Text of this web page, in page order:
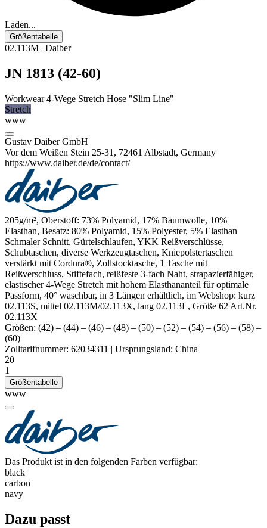
Laden...
Größentabelle
02.113M | Daiber
JN 1813 (42-60)
Workwear 4-Wege Stretch Hose "Slim Line"
Stretch
www
Gustav Daiber GmbH
Vor dem Weißen Stein 25-31, 72461 Albstadt, Germany
https://www.daiber.de/de/contact/
205g/m², Oberstoff: 73% Polyamid, 17% Baumwolle, 10%
Elasthan, Besatz: 80% Polyamid, 15% Polyester, 5% Elasthan
Schmaler Schnitt, Gürtelschlaufen, YKK Reißverschlüsse,
Schubtaschen, diverse Werkzeugtaschen, Kniepolstertaschen
verstärkt mit Cordura®, Zollstocktasche, 1 Tasche mit
Reißverschluss, Stiftefach, reißfeste 3-fach Naht, strapazierfähiger,
elastischer 4-Wege Stretch mit hohem Elasthananteil für optimale
Passform, 40° waschbar, in 3 Längen erhältlich, im Webshop: kurz
02.113S, mittel 02.113M/02.113X, lang 02.113L, Größe 62 Art.Nr.
02.113X
Größen: (42) – (44) – (46) – (48) – (50) – (52) – (54) – (56) – (58) –
(60)
Zolltarifnummer: 62034311 | Ursprungsland: China
20
1
Größentabelle
www
Das Produkt ist in den folgenden Farben verfügbar:
black
carbon
navy
Dazu passt